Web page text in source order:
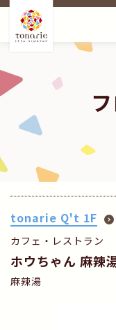
tonarie Q't 1F
カフェ・レストラン
ホウちゃん 麻辣
麻辣湯